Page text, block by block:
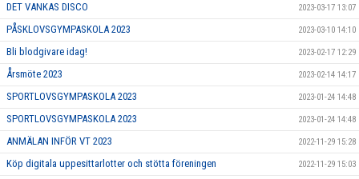
DET VANKAS DISCO 2023-03-17 13:07
PÅSKLOVSGYMPASKOLA 2023 2023-03-10 14:10
Bli blodgivare idag! 2023-02-17 12:29
Årsmöte 2023 2023-02-14 14:17
SPORTLOVSGYMPASKOLA 2023 2023-01-24 14:48
SPORTLOVSGYMPASKOLA 2023 2023-01-24 14:48
ANMÄLAN INFÖR VT 2023 2022-11-29 15:28
Köp digitala uppesittarlotter och stötta föreningen 2022-11-29 15:03